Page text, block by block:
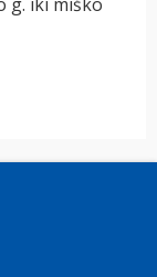
g. iki miško